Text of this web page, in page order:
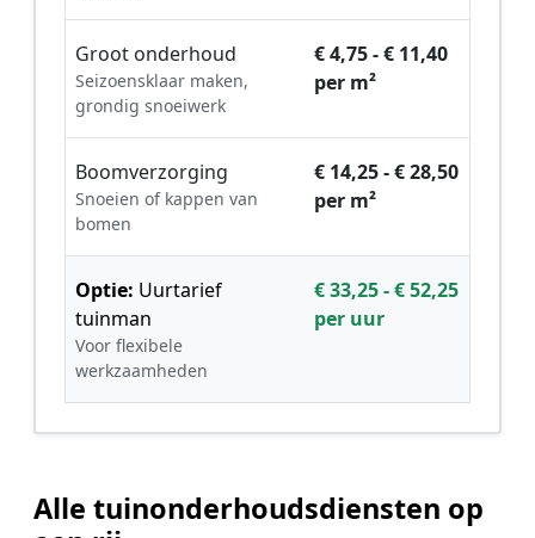
Groot onderhoud
Seizoensklaar maken,
grondig snoeiwerk
€ 4,75 - € 11,40
per m²
Boomverzorging
Snoeien of kappen van
bomen
€ 14,25 - € 28,50
per m²
Optie: Uurtarief
tuinman
Voor flexibele
werkzaamheden
€ 33,25 - € 52,25
per uur
Alle tuinonderhoudsdiensten op